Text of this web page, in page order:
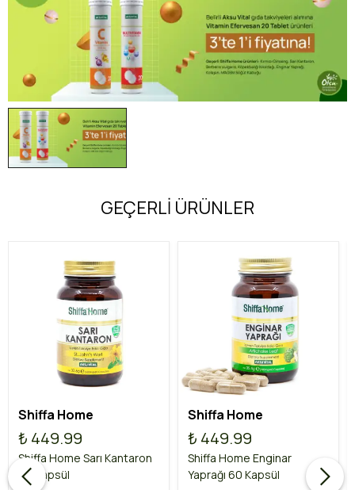
GEÇERLİ ÜRÜNLER
Shiffa Home
₺ 449.99
Shiffa Home Sarı Kantaron
60 Kapsül
Shiffa Home
₺ 449.99
Shiffa Home Enginar
Yaprağı 60 Kapsül